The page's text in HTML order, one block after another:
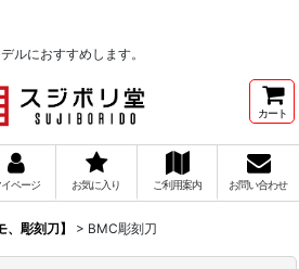
ルにおすすめします。
カート
ページ お気に入り ご利用案内 お問い合わせ
、彫刻刀】 > BMC彫刻刀